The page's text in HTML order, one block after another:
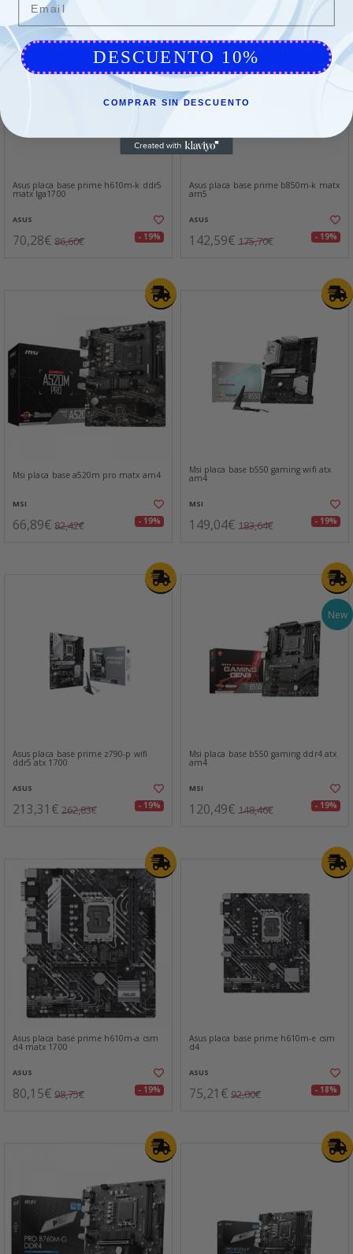
Asus placa base prime h610m-k ddr5
matx lga1700
ASUS
70,28€ 86,60€ - 19%
Asus placa base prime b850m-k matx
am5
ASUS
142,59€ 175,70€ - 19%
Msi placa base a520m pro matx am4
MSI
66,89€ 82,42€ - 19%
Msi placa base b550 gaming wifi atx
am4
MSI
149,04€ 183,64€ - 19%
Asus placa base prime z790-p wifi
ddr5 atx 1700
ASUS
213,31€ 262,83€ - 19%
New
Msi placa base b550 gaming ddr4 atx
am4
MSI
120,49€ 148,46€ - 19%
Asus placa base prime h610m-a csm
d4 matx 1700
ASUS
80,15€ 98,75€ - 19%
Asus placa base prime h610m-e csm
d4
ASUS
75,21€ 92,00€ - 18%
DESCUENTO 10%
COMPRAR SIN DESCUENTO